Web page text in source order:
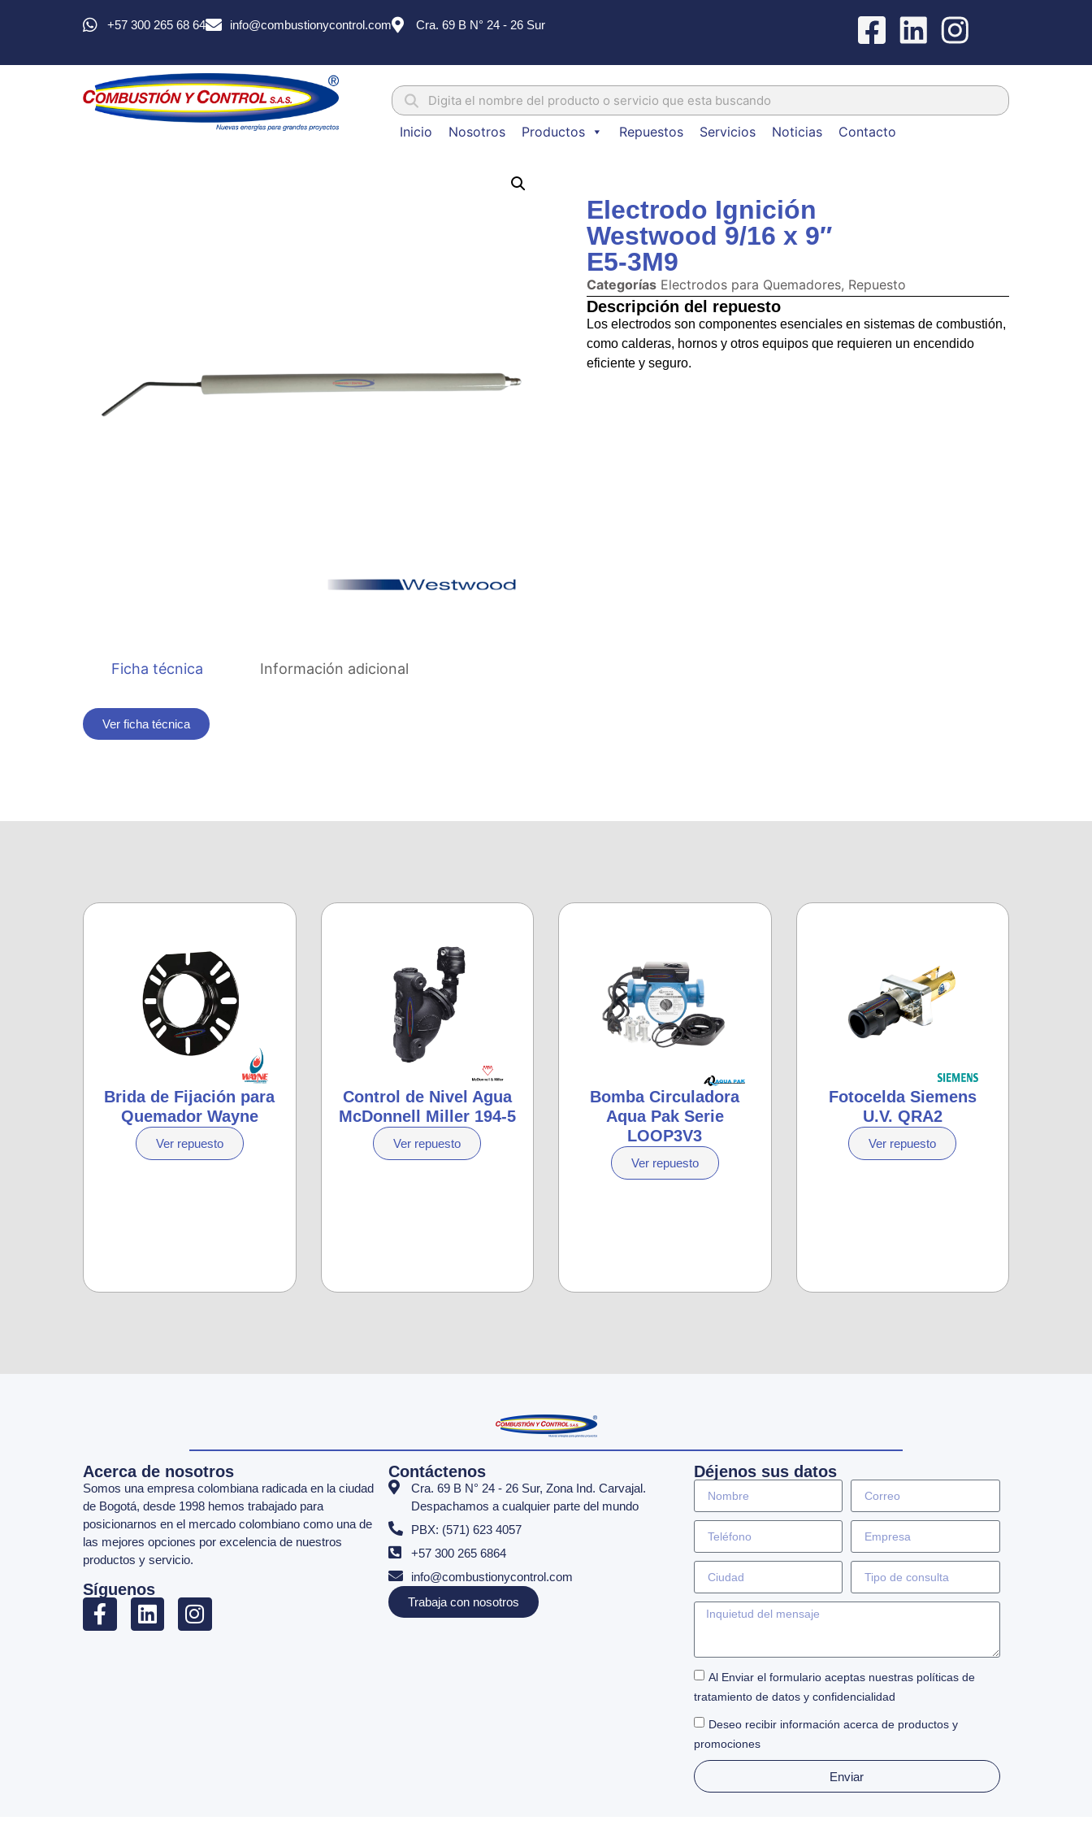
+57 300 265 68 64 info@combustionycontrol.com Cra. 69 B N° 24 - 26 Sur
Inicio Nosotros Productos Repuestos Servicios Noticias Contacto
Electrodo Ignición
Westwood 9/16 x 9″
E5-3M9
Categorías Electrodos para Quemadores, Repuesto
Descripción del repuesto
Los electrodos son componentes esenciales en sistemas de combustión,
como calderas, hornos y otros equipos que requieren un encendido
eficiente y seguro.
Ficha técnica Información adicional
Ver ficha técnica
Brida de Fijación para
Quemador Wayne
Ver repuesto
Control de Nivel Agua
McDonnell Miller 194-5
Ver repuesto
Bomba Circuladora
Aqua Pak Serie
LOOP3V3
Ver repuesto
Fotocelda Siemens
U.V. QRA2
Ver repuesto
Acerca de nosotros
Somos una empresa colombiana radicada en la ciudad
de Bogotá, desde 1998 hemos trabajado para
posicionarnos en el mercado colombiano como una de
las mejores opciones por excelencia de nuestros
productos y servicio.
Síguenos
Contáctenos
Cra. 69 B N° 24 - 26 Sur, Zona Ind. Carvajal.
Despachamos a cualquier parte del mundo
PBX: (571) 623 4057
+57 300 265 6864
info@combustionycontrol.com
Trabaja con nosotros
Déjenos sus datos
Al Enviar el formulario aceptas nuestras políticas de
tratamiento de datos y confidencialidad
Deseo recibir información acerca de productos y
promociones
Enviar